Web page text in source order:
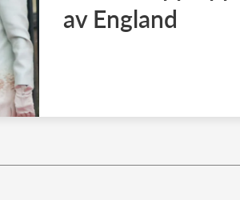
av England